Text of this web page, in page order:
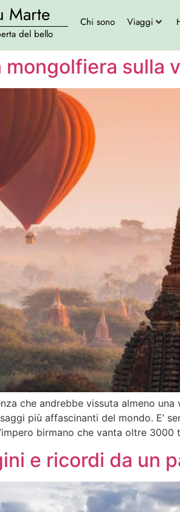
Marte
del bello
Chi sono Viaggi
mongolfiera sulla
che andrebbe vissuta almeno
più affascinanti del mondo. E’
birmano che vanta oltre
e ricordi da un